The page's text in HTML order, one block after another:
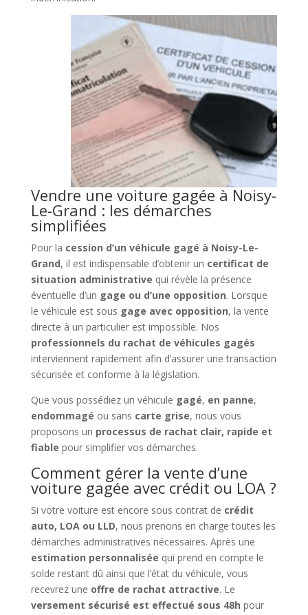
Vendre une voiture gagée à Noisy-
Le-Grand : les démarches
simplifiées
Pour la cession d’un véhicule gagé à Noisy-Le-
Grand, il est indispensable d’obtenir un certificat de
situation administrative qui révèle la présence
éventuelle d’un gage ou d’une opposition. Lorsque
le véhicule est sous gage avec opposition, la vente
directe à un particulier est impossible. Nos
professionnels du rachat de véhicules gagés
interviennent rapidement afin d’assurer une transaction
sécurisée et conforme à la législation.
Que vous possédiez un véhicule gagé, en panne,
endommagé ou sans carte grise, nous vous
proposons un processus de rachat clair, rapide et
fiable pour simplifier vos démarches.
Comment gérer la vente d’une
voiture gagée avec crédit ou LOA ?
Si votre voiture est encore sous contrat de crédit
auto, LOA ou LLD, nous prenons en charge toutes les
démarches administratives nécessaires. Après une
estimation personnalisée qui prend en compte le
solde restant dû ainsi que l’état du véhicule, vous
recevrez une offre de rachat attractive. Le
versement sécurisé est effectué sous 48h pour